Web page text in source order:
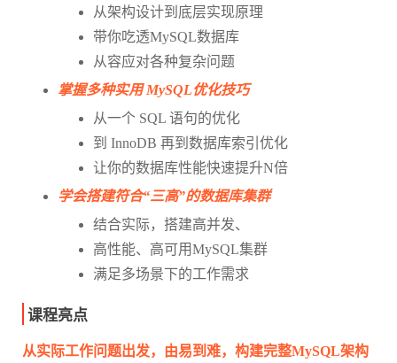
从架构设计到底层实现原理
带你吃透MySQL数据库
从容应对各种复杂问题
掌握多种实用 MySQL优化技巧
从一个 SQL 语句的优化
到 InnoDB 再到数据库索引优化
让你的数据库性能快速提升N倍
学会搭建符合“三高”的数据库集群
结合实际，搭建高并发、
高性能、高可用MySQL集群
满足多场景下的工作需求
课程亮点
从实际工作问题出发，由易到难，构建完整MySQL架构